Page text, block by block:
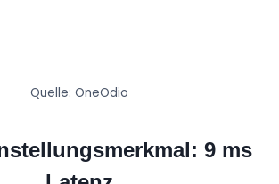
Quelle: OneOdio
9 ms